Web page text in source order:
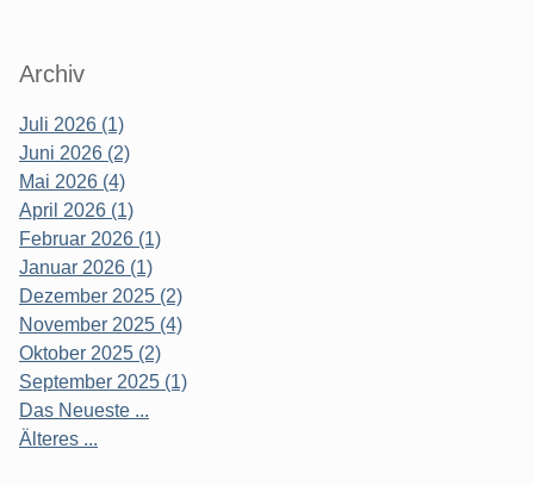
Archiv
Juli 2026 (1)
Juni 2026 (2)
Mai 2026 (4)
April 2026 (1)
Februar 2026 (1)
Januar 2026 (1)
Dezember 2025 (2)
November 2025 (4)
Oktober 2025 (2)
September 2025 (1)
Das Neueste ...
Älteres ...